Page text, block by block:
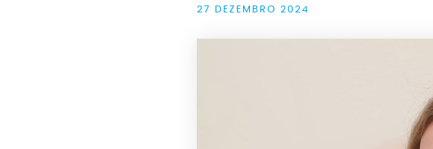
27 DEZEMBRO 2024